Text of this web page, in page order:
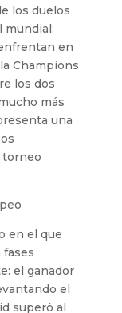
los duelos
mundial:
en
Champions
los dos
más
una
torneo
en el que
fases
el ganador
el
superó al